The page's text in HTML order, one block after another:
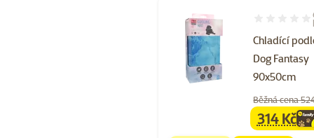
Chladící
Dog Fantasy
90x50cm
Hodnocení
Běžná cena
family
314 Kč